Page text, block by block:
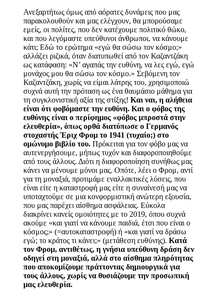
Ανεξαρτήτως όμως από αόρατες δυνάμεις που μας
παρακολουθούν και μας ελέγχουν, θα μπορούσαμε
εμείς, οι πολίτες, που δεν κατέχουμε πολιτικό θώκο,
και που λεγόμαστε υπεύθυνοι άνθρωποι, να κάνουμε
κάτι; Εδώ το ερώτημα «εγώ θα σώσω τον κόσμο;»
αλλάζει ριζικά, όταν διατυπωθεί από τον Καζαντζάκη
ως κατάφαση: «Ν’ αγαπάς την ευθύνη, να λες εγώ, εγώ
μονάχος μου θα σώσω τον κόσμο.» Σεβόμενη τον
Καζαντζάκη, χωρίς να είμαι λάτρης του, χρησιμοποιώ
συχνά αυτή την πρόταση ως ένα θαυμάσιο μάθημα για
τη συγκλονιστική αξία της στίξης! Και ναι, η αλήθεια
είναι ότι φοβόμαστε την ευθύνη. Και ο φόβος της
ευθύνης είναι ο περίφημος «φόβος μπροστά στην
ελευθερία», όπως ορθά διατύπωσε ο Γερμανός
στοχαστής Έριχ Φρομ το 1941 (τυχαίο;) στο
ομώνυμο βιβλίο του. Πρόκειται για τον φόβο μας να
αυτενεργήσουμε, μήπως τυχόν και διαφοροποιηθούμε
από τους άλλους. Διότι η διαφοροποίηση συνήθως μας
κάνει να μένουμε μόνοι μας. Οπότε, λέει ο Φρομ, αντί
για τη μοναξιά, προτιμάμε εναλλακτικές λύσεις, που
είναι είτε η καταστροφή μας είτε η συναίνεσή μας να
υποταχτούμε σε μια κονφορμιστική ανώτερη εξουσία,
που μας παρέχει αίσθημα ασφάλειας. Εύκολα
διακρίνει κανείς ομοιότητες με το 2019, όπου συχνά
ακούμε «και γιατί να κάνουμε παιδιά, έτσι που είναι ο
κόσμος;» (=αυτοκαταστροφή) ή «και γιατί να δράσω
εγώ; το κράτος τι κάνει;» (μετάθεση ευθύνης). Κατά
τον Φρομ, αντιθέτως, η γνήσια υπεύθυνη δράση δεν
οδηγεί στη μοναξιά, αλλά στο αίσθημα πληρότητας
που αποκομίζουμε πράττοντας δημιουργικά για
τους άλλους, χωρίς να θυσιάζουμε την προσωπική
μας ελευθερία.